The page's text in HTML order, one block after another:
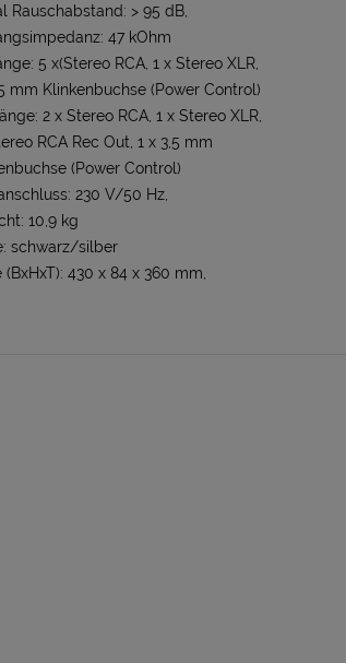
Rauschabstand: > 95 dB,
47 kOhm
5 x(Stereo RCA, 1 x Stereo XLR,
mm Klinkenbuchse (Power Control)
2 x Stereo RCA, 1 x Stereo XLR,
RCA Rec Out, 1 x 3,5 mm
(Power Control)
230 V/50 Hz,
10,9 kg
schwarz/silber
(BxHxT): 430 x 84 x 360 mm,